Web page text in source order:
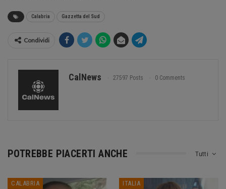
Calabria Gazzetta del Sud
Condividi
CalNews 27597 Posts 0 Comments
Tutti
POTREBBE PIACERTI ANCHE
CALABRIA ITALIA